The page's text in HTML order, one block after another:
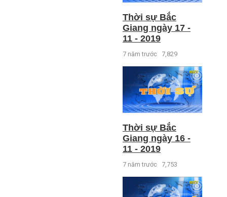
Thời sự Bắc
Giang ngày 17 -
11 - 2019
7 năm trước 7,829
Thời sự Bắc
Giang ngày 16 -
11 - 2019
7 năm trước 7,753